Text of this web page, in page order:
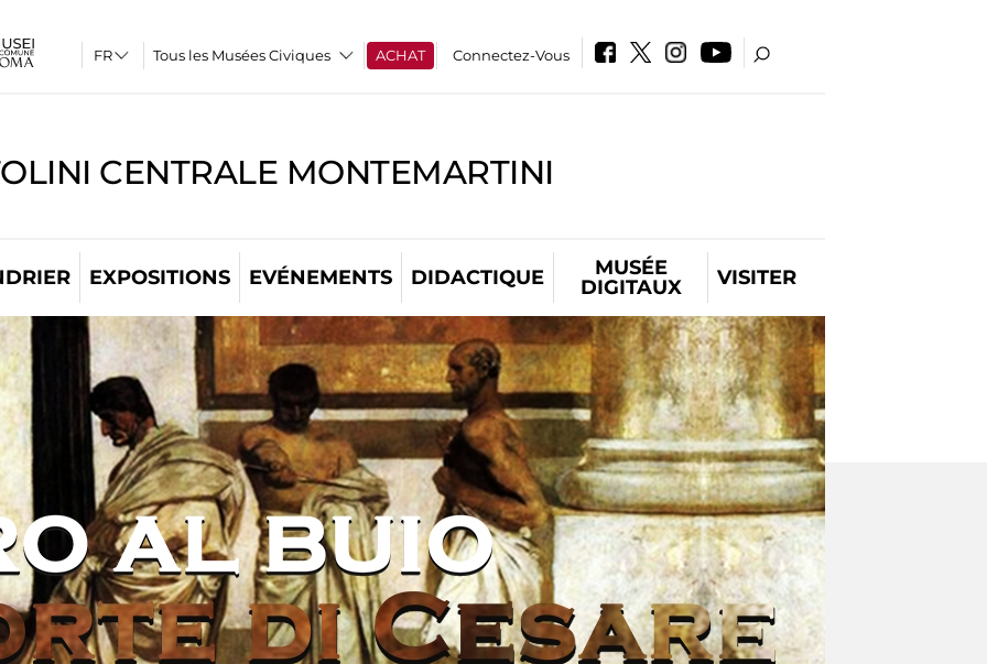
Tous les Musées Civiques ACHAT Connectez-Vous
CENTRALE MONTEMARTINI
EXPOSITIONS EVÉNEMENTS DIDACTIQUE
MUSÉE
DIGITAUX
VISITER